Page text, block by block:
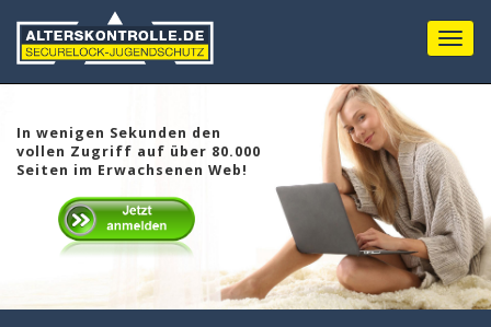
Menu
In wenigen Sekunden den
vollen Zugriff auf über 80.000
Seiten im Erwachsenen Web!